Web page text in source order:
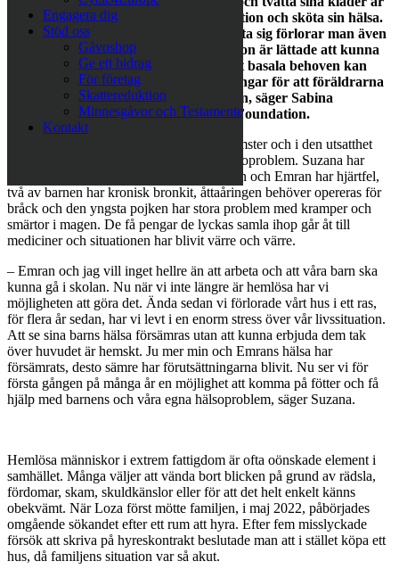
Engagera dig
Stöd oss
Gåvoshop
Ge ett bidrag
För företag
Skattereduktion
Minnesgåvor och Testamente
Kontakt
fundamentalt för att förbättra sin situation och sköta sin hälsa.
När man inte ens har möjlighet att tvätta sig förlorar man även
sin människovärdighet. Loza Foundation är lättade att kunna
erbjuda familjen ett hem, så att de mest basala behoven kan
uppfyllas. Nu finns äntligen förutsättningar för att föräldrarna
ska kunna jobba och barnen gå i skolan, säger Sabina
Grubbeson, generalsekreterare, Loza Foundation.
Att leva utan tak över huvudet, utan inkomster och i den utsatthet
som hemlöshet innebär medför också hälsoproblem. Suzana har
diskbråck som behöver opereras, både hon och Emran har hjärtfel,
två av barnen har kronisk bronkit, åttaåringen behöver opereras för
bråck och den yngsta pojken har stora problem med kramper och
smärtor i magen. De få pengar de lyckas samla ihop går åt till
mediciner och situationen har blivit värre och värre.
– Emran och jag vill inget hellre än att arbeta och att våra barn ska
kunna gå i skolan. Nu när vi inte längre är hemlösa har vi
möjligheten att göra det. Ända sedan vi förlorade vårt hus i ett ras,
för flera år sedan, har vi levt i en enorm stress över vår livssituation.
Att se sina barns hälsa försämras utan att kunna erbjuda dem tak
över huvudet är hemskt. Ju mer min och Emrans hälsa har
försämrats, desto sämre har förutsättningarna blivit. Nu ser vi för
första gången på många år en möjlighet att komma på fötter och få
hjälp med barnens och våra egna hälsoproblem, säger Suzana.
Hemlösa människor i extrem fattigdom är ofta oönskade element i
samhället. Många väljer att vända bort blicken på grund av rädsla,
fördomar, skam, skuldkänslor eller för att det helt enkelt känns
obekvämt. När Loza först mötte familjen, i maj 2022, påbörjades
omgående sökandet efter ett rum att hyra. Efter fem misslyckade
försök att skriva på hyreskontrakt beslutade man att i stället köpa ett
hus, då familjens situation var så akut.